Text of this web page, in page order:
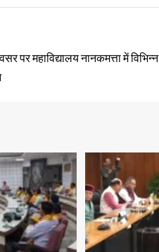
पर महाविद्यालय नानकमत्ता में विभिन्न